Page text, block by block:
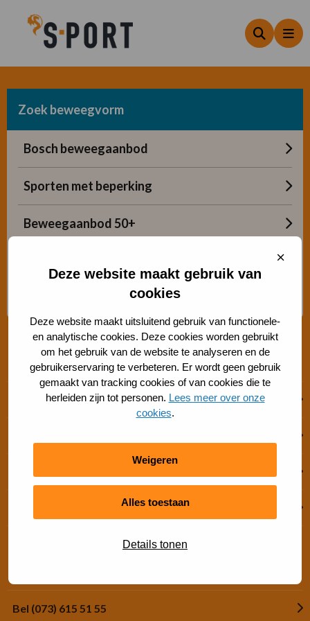
Deze website maakt gebruik van
cookies
Deze website maakt uitsluitend gebruik van functionele-
en analytische cookies. Deze cookies worden gebruikt
om het gebruik van de website te analyseren en de
gebruikerservaring te verbeteren. Er wordt geen gebruik
gemaakt van tracking cookies of van cookies die te
herleiden zijn tot personen. Lees meer over onze
cookies.
Weigeren
Alles toestaan
Details tonen
Sluit
Zoeken
Zoek beweegvorm
Bosch beweegaanbod
Sporten met beperking
Beweegaanbod 50+
Advies Sport- en Beweegadviseur
Snel regelen
Financiële hulp
Clubaanbod op ´S-PORT
Bel (073) 615 51 55